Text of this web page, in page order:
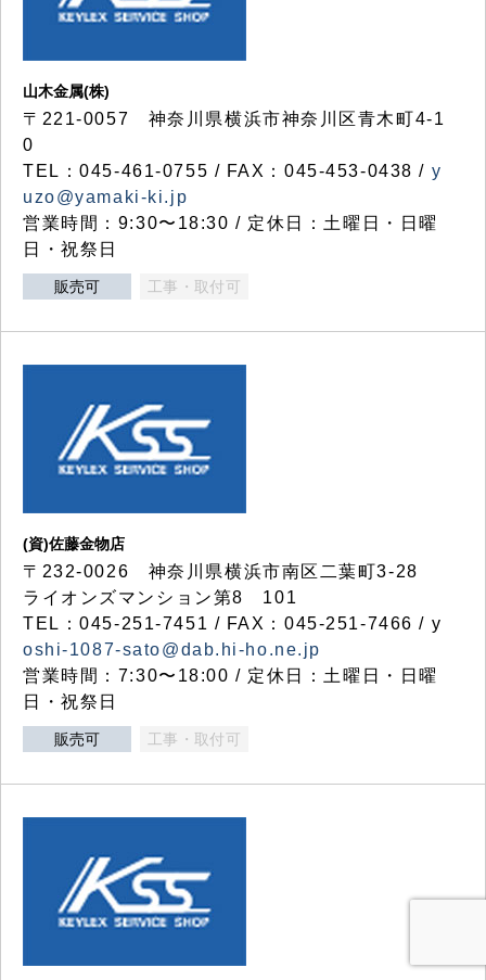
山木金属(株)
〒221-0057 神奈川県横浜市神奈川区青木町4-1
0
TEL：045-461-0755 / FAX：045-453-0438 / y
uzo@yamaki-ki.jp
営業時間：9:30〜18:30 / 定休日：土曜日・日曜
日・祝祭日
販売可 工事・取付可
(資)佐藤金物店
〒232-0026 神奈川県横浜市南区二葉町3-28
ライオンズマンション第8 101
TEL：045-251-7451 / FAX：045-251-7466 / y
oshi-1087-sato@dab.hi-ho.ne.jp
営業時間：7:30〜18:00 / 定休日：土曜日・日曜
日・祝祭日
販売可 工事・取付可